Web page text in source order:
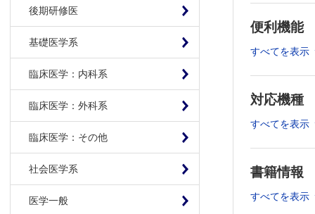
後期研修医
基礎医学系
臨床医学：内科系
臨床医学：外科系
臨床医学：その他
社会医学系
医学一般
（1）ネ
（2）腎
画像診断
・今月の
・初回髄
・定期的
便利機能
すべてを表示
対応機種
すべてを表示
書籍情報
すべてを表示